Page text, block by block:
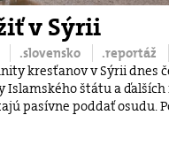
v Sýrii
.slovensko .reportáž
kresťanov v Sýrii dnes
Islamského štátu a
pasívne poddať osudu.